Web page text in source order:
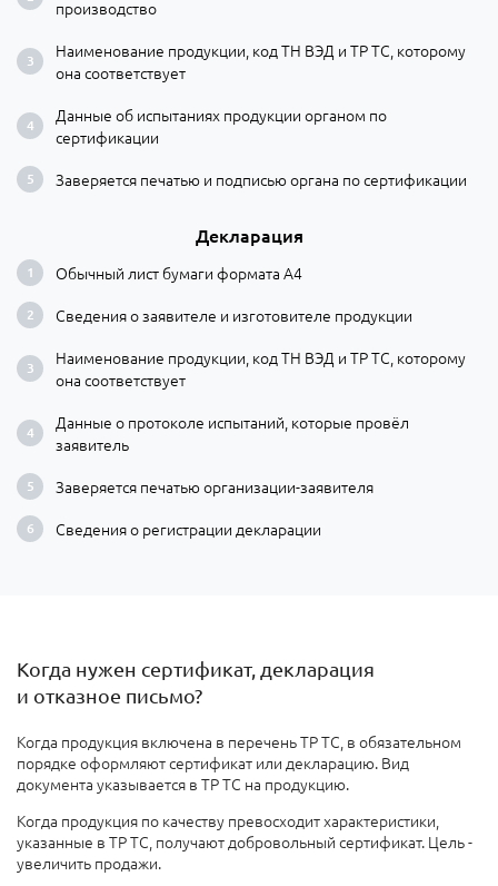
производство
Наименование продукции, код ТН ВЭД и ТР ТС, которому
она соответствует
Данные об испытаниях продукции органом по
сертификации
Заверяется печатью и подписью органа по сертификации
Декларация
Обычный лист бумаги формата А4
Сведения о заявителе и изготовителе продукции
Наименование продукции, код ТН ВЭД и ТР ТС, которому
она соответствует
Данные о протоколе испытаний, которые провёл
заявитель
Заверяется печатью организации-заявителя
Сведения о регистрации декларации
Когда нужен сертификат, декларация
и отказное письмо?
Когда продукция включена в перечень ТР ТС, в обязательном
порядке оформляют сертификат или декларацию. Вид
документа указывается в ТР ТС на продукцию.
Когда продукция по качеству превосходит характеристики,
указанные в ТР ТС, получают добровольный сертификат. Цель -
увеличить продажи.